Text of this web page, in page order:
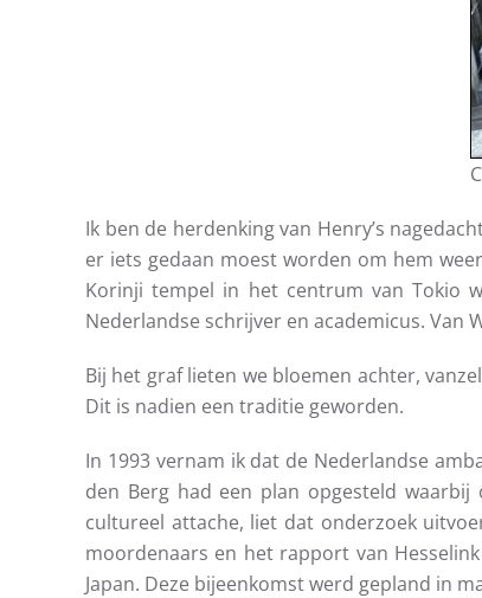
Ik ben de herdenking van Henry’s
er iets gedaan moest worden om hem
Korinji tempel in het centrum van Tokio
Nederlandse schrijver en academicus. Van
Bij het graf lieten we bloemen achter,
Dit is nadien een traditie geworden.
In 1993 vernam ik dat de Nederlandse
den Berg had een plan opgesteld
cultureel attache, liet dat onderzoek
moordenaars en het rapport van
Japan. Deze bijeenkomst werd gepland in